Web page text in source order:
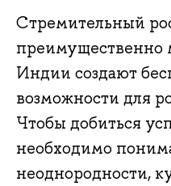
Стремительный
преимущественно
Индии создают
возможности для
Чтобы добиться
необходимо
неоднородности,